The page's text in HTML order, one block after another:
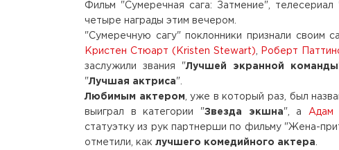
Фильм "Сумеречная сага: Затмение",
четыре награды этим вечером.
"Сумеречную сагу" поклонники признали своим
Кристен Стюарт (Kristen Stewart)
Роберт
заслужили звания "Лучшей экранной команды
"Лучшая актриса".
Любимым актером , уже в который раз, был
выиграл в категории "Звезда экшна", а Адам
статуэтку из рук партнерши по фильму "Жена-
отметили, как лучшего комедийного актера